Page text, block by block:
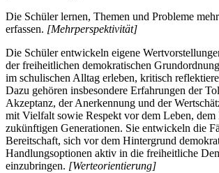
Die Schüler lernen, Themen und Probleme
erfassen. [Mehrperspektivität]
Die Schüler entwickeln eigene
der freiheitlichen demokratischen
im schulischen Alltag erleben, kritisch
Dazu gehören insbesondere Erfahrungen der
Akzeptanz, der Anerkennung und der
mit Vielfalt sowie Respekt vor dem Leben, dem
zukünftigen Generationen. Sie entwickeln die
Bereitschaft, sich vor dem Hintergrund
Handlungsoptionen aktiv in die freiheitliche
einzubringen. [Werteorientierung]